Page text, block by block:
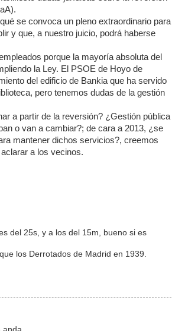
se convoca un pleno extraordinario para
y que, a nuestro juicio, podrá haberse
porque la mayoría absoluta del
la Ley. El PSOE de Hoyo de
del edificio de Bankia que ha servido
pero tenemos dudas de la gestión
a partir de la reversión? ¿Gestión pública
o van a cambiar?; de cara a 2013, ¿se
mantener dichos servicios?, creemos
a los vecinos.
del 25s, y a los del 15m, bueno si es
los Derrotados de Madrid en 1939.